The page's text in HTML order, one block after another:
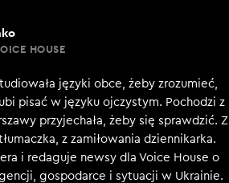
HOUSE
języki obce, żeby zrozumieć,
pisać w języku ojczystym. Pochodzi z
przyjechała, żeby się sprawdzić. Z
z zamiłowania dziennikarka.
i redaguje newsy dla Voice House o
gospodarce i sytuacji w Ukrainie.